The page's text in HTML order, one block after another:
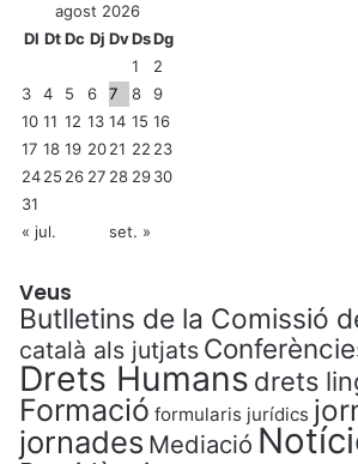
agost 2026
Dl DtDc Dj DvDsDg
1
2
3
4 5 6 7 8
9
10 11 12 13 14 15 16
17 18 19 2021 22 23
2425 26 27 28 2930
31
« jul.
set. »
Veus
Butlletins de la Comissió
català als jutjats
Drets Humans drets
Formació formularis jurídics
jornades Mediació